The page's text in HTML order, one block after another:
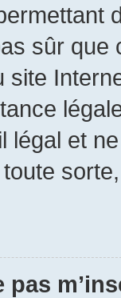
sûr
site
légal et